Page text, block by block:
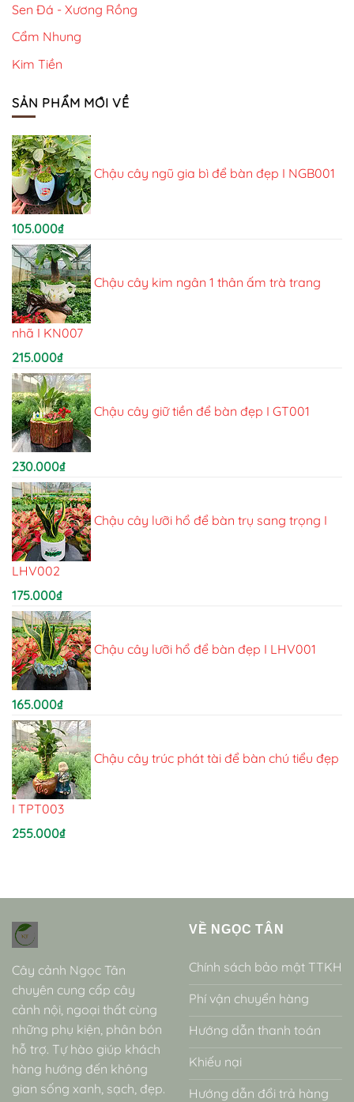
Sen Đá - Xương Rồng
Cẩm Nhung
Kim Tiền
SẢN PHẨM MỚI VỀ
Chậu cây ngũ gia bì để bàn đẹp I NGB001
105.000₫
Chậu cây kim ngân 1 thân ấm trà trang
nhã I KN007
215.000₫
Chậu cây giữ tiền để bàn đẹp I GT001
230.000₫
Chậu cây lưỡi hổ để bàn trụ sang trọng I
LHV002
175.000₫
Chậu cây lưỡi hổ để bàn đẹp I LHV001
165.000₫
Chậu cây trúc phát tài để bàn chú tiểu đẹp
I TPT003
255.000₫
Cây cảnh Ngọc Tân
chuyên cung cấp cây
cảnh nội, ngoại thất cùng
những phụ kiện, phân bón
hỗ trợ. Tự hào giúp khách
hàng hướng đến không
gian sống xanh, sạch, đẹp.
VỀ NGỌC TÂN
Chính sách bảo mật TTKH
Phí vận chuyển hàng
Hướng dẫn thanh toán
Khiếu nại
Hướng dẫn đổi trả hàng